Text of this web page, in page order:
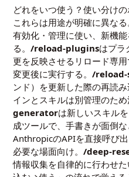
どれをいつ使う？使い分けの
これらは用途が明確に異な
有効化・管理に使い、新機
る。/reload-pluginsはプラ
更を反映させるリロード専
変更後に実行する。/
ンド）を更新した際の再読
インとスキルは別管理のた
generatorは新しいスキル
成ツールで、手書きが面倒
AnthropicのAPIを直接呼び
必要な場面向け。/deep-
情報収集を自律的に行わせ